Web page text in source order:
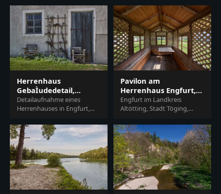
Oberbayern. Eine malerische
Flusslandschaft der I…
Oberbayern, Deutschland.
Ein malerisches En…
Herrenhaus
GebaÌudedetail,
Engfurt, Oberbayern,
Inn-Salzach
Detailaufnahme eines
Herrenhauses in Engfurt,
Oberbayern, Deutschland,
gelegen in der malerisc…
Pavilon am
Herrenhaus Engfurt,
Töging, Altötting,
Oberbayern
Engfurt im Landkreis
Altötting, Stadt Töging,
Pavilon in der Region Inn-
Salzach, Deutschland,…